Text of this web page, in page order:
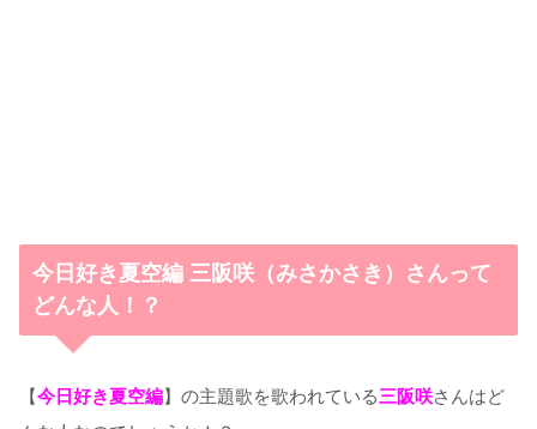
今日好き夏空編 三阪咲（みさかさき）さんって
どんな人！？
【今日好き夏空編】の主題歌を歌われている三阪咲さんはど